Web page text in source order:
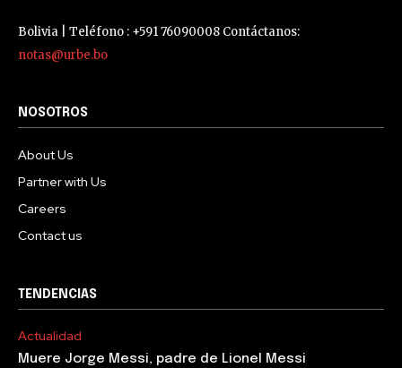
Bolivia | Teléfono : +591 76090008 Contáctanos:
notas@urbe.bo
NOSOTROS
About Us
Partner with Us
Careers
Contact us
TENDENCIAS
Actualidad
Muere Jorge Messi, padre de Lionel Messi